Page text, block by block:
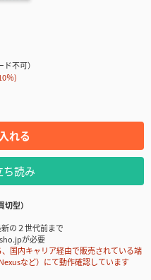
不可）
％)
れる
ち読み
型）
の２世代前まで
が必要
国内キャリア経由で販売されている端
など）にて動作確認しています